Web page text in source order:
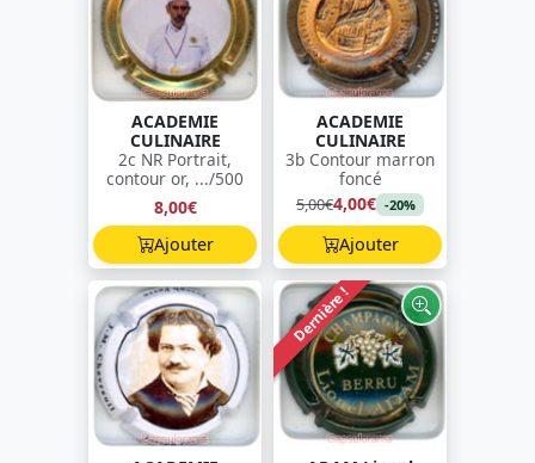
ACADEMIE
CULINAIRE
2c NR Portrait,
contour or, .../500
8,00€
Ajouter
ACADEMIE
CULINAIRE
3b Contour marron
foncé
5,00€4,00€ -20%
Ajouter
Dernière !